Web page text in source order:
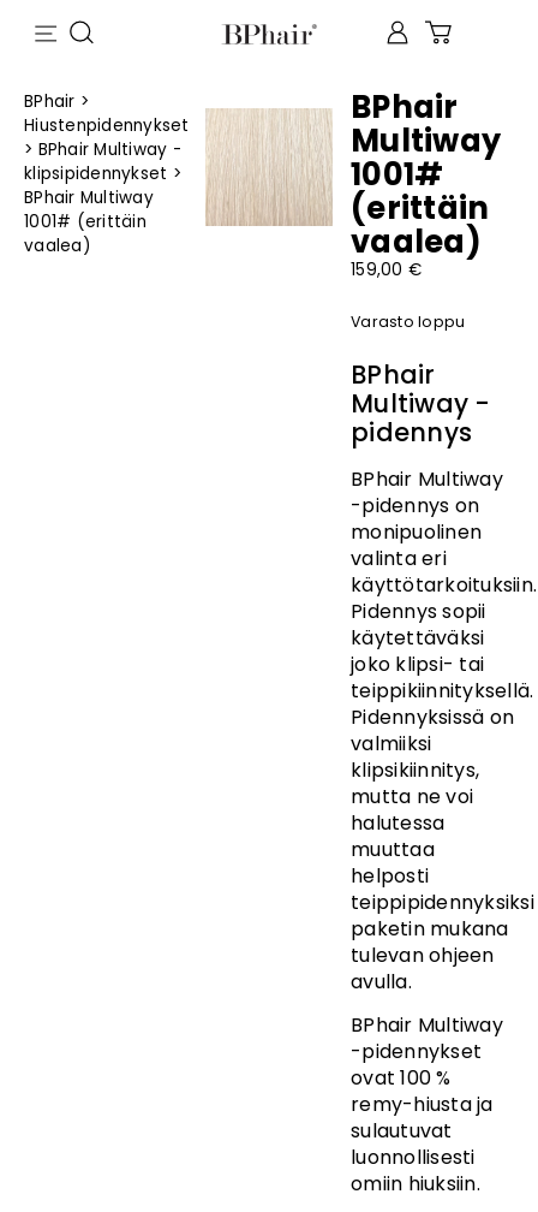
BPhair >
Hiustenpidennykset
> BPhair Multiway -
klipsipidennykset >
BPhair Multiway
1001# (erittäin
vaalea)
BPhair
Multiway
1001#
(erittäin
vaalea)
159,00 €
Varasto loppu
BPhair
Multiway -
pidennys
BPhair Multiway
-pidennys on
monipuolinen
valinta eri
käyttötarkoituksiin.
Pidennys sopii
käytettäväksi
joko klipsi- tai
teippikiinnityksellä.
Pidennyksissä on
valmiiksi
klipsikiinnitys,
mutta ne voi
halutessa
muuttaa
helposti
teippipidennyksiksi
paketin mukana
tulevan ohjeen
avulla.
BPhair Multiway
-pidennykset
ovat 100 %
remy-hiusta ja
sulautuvat
luonnollisesti
omiin hiuksiin.